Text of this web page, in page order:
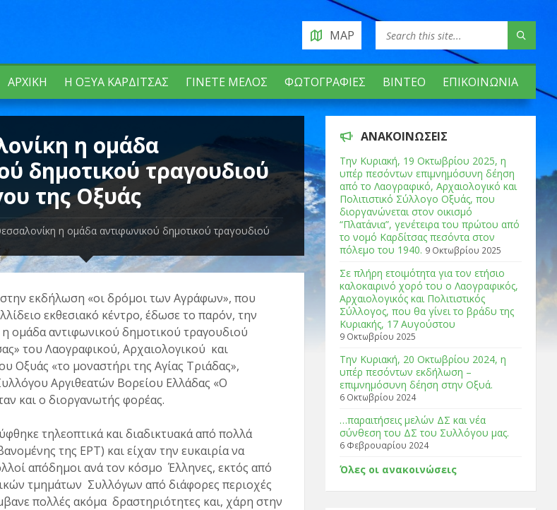
ΑΡΧΙΚΉ Η ΟΞΥΆ ΚΑΡΔΊΤΣΑΣ ΓΊΝΕΤΕ ΜΈΛΟΣ ΦΩΤΟΓΡΑΦΊΕΣ ΒΊΝΤΕΟ ΕΠΙΚΟΙΝΩΝΊΑ
MAP
η ομάδα
δημοτικού τραγουδιού
της Οξυάς
η ομάδα αντιφωνικού δημοτικού τραγουδιού
εκδήλωση «οι δρόμοι των Αγράφων», που
εκθεσιακό κέντρο, έδωσε το παρόν, την
ομάδα αντιφωνικού δημοτικού τραγουδιού
του Λαογραφικού, Αρχαιολογικού και
Οξυάς «το μοναστήρι της Αγίας Τριάδας»,
Αργιθεατών Βορείου Ελλάδας «Ο
και ο διοργανωτής φορέας.
τηλεοπτικά και διαδικτυακά από πολλά
της ΕΡΤ) και είχαν την ευκαιρία να
απόδημοι ανά τον κόσμο Έλληνες, εκτός από
τμημάτων Συλλόγων από διάφορες περιοχές
πολλές ακόμα δραστηριότητες και, χάρη στην
ΑΝΑΚΟΙΝΏΣΕΙΣ
Tην Κυριακή, 19 Οκτωβρίου 2025, η
υπέρ πεσόντων επιμνημόσυνη δέηση
από το Λαογραφικό, Αρχαιολογικό και
Πολιτιστικό Σύλλογο Οξυάς, που
διοργανώνεται στον οικισμό
“Πλατάνια”, γενέτειρα του πρώτου από
το νομό Καρδίτσας πεσόντα στον
πόλεμο του 1940. 9 Οκτωβρίου 2025
Σε πλήρη ετοιμότητα για τον ετήσιο
καλοκαιρινό χορό του ο Λαογραφικός,
Αρχαιολογικός και Πολιτιστικός
Σύλλογος, που θα γίνει το βράδυ της
Κυριακής, 17 Αυγούστου
9 Οκτωβρίου 2025
Tην Κυριακή, 20 Οκτωβρίου 2024, η
υπέρ πεσόντων εκδήλωση –
επιμνημόσυνη δέηση στην Οξυά.
6 Οκτωβρίου 2024
…παραιτήσεις μελών ΔΣ και νέα
σύνθεση του ΔΣ του Συλλόγου μας.
6 Φεβρουαρίου 2024
Όλες οι ανακοινώσεις